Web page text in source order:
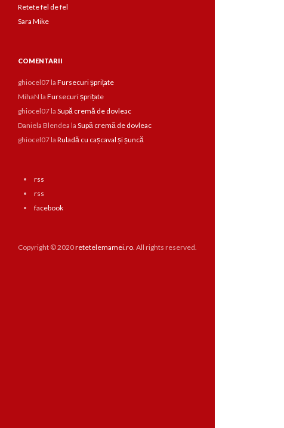
Retete fel de fel
Sara Mike
COMENTARII
ghiocel07la Fursecuri șprițate
MihaN la Fursecuri șprițate
ghiocel07la Supă cremă de dovleac
Daniela Blendea la Supă cremă de dovleac
ghiocel07la Ruladă cu cașcaval și șuncă
rss
rss
facebook
Copyright © 2020retetelemamei.ro. All rights reserved.